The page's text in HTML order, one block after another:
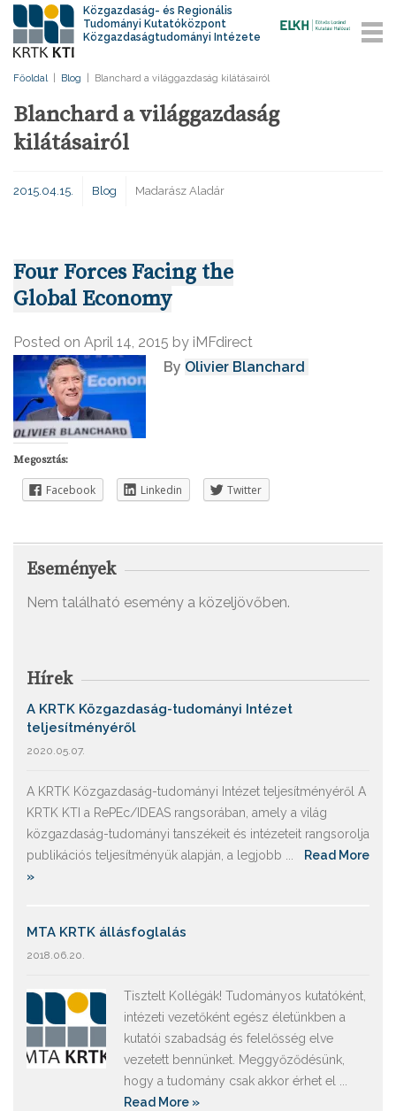
Közgazdaság- és Regionális
Tudományi Kutatóközpont
Közgazdaságtudományi Intézete
Főoldal Blog Blanchard a világgazdaság kilátásairól
Blanchard a világgazdaság
kilátásairól
2015.04.15. Blog Madarász Aladár
Four Forces Facing the
Global Economy
Posted on April 14, 2015 by iMFdirect
By Olivier Blanchard
Megosztás:
Facebook Linkedin Twitter
Események
Nem található esemény a közeljövőben.
Hírek
A KRTK Közgazdaság-tudományi Intézet
teljesítményéről
2020.05.07.
A KRTK Közgazdaság-tudományi Intézet teljesítményéről A
KRTK KTI a RePEc/IDEAS rangsorában, amely a világ
közgazdaság-tudományi tanszékeit és intézeteit rangsorolja
publikációs teljesítményük alapján, a legjobb ...
Read More
»
MTA KRTK állásfoglalás
2018.06.20.
Tisztelt Kollégák! Tudományos kutatóként,
intézeti vezetőként egész életünkben a
kutatói szabadság és felelősség elve
vezetett bennünket. Meggyőződésünk,
hogy a tudomány csak akkor érhet el ...
Read More »